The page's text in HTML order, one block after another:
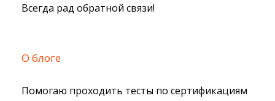
Всегда рад обратной связи!
О блоге
Помогаю проходить тесты по сертификациям